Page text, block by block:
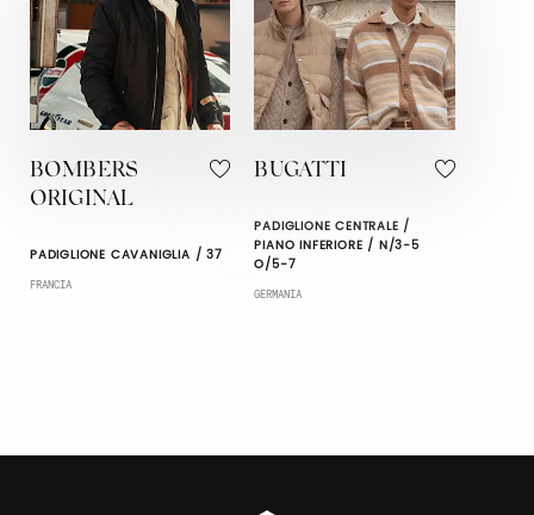
BOMBERS
ORIGINAL
PADIGLIONE CAVANIGLIA / 37
FRANCIA
BUGATTI
PADIGLIONE CENTRALE /
PIANO INFERIORE / N/3-5
O/5-7
GERMANIA